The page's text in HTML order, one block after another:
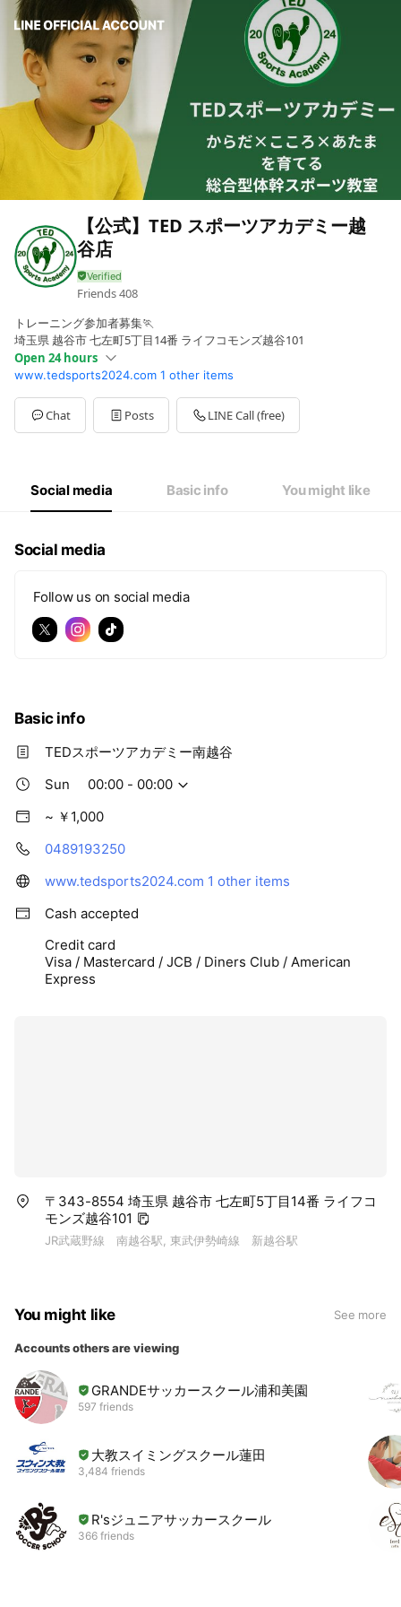
【公式】TED スポーツアカデミー越
谷店
Friends408
トレーニング参加者募集🏃
埼玉県 越谷市 七左町5丁目14番 ライフコモンズ越谷101
Open 24 hours
Sun00:00 - 00:00
Mon15:00 - 22:15
Tue15:00 - 22:15
Wed15:00 - 22:15
10:00 - 15:15
www.tedsports2024.com 1 other items
Chat Posts LINE Call (free)
Social media Basic info You might like
Social media
Follow us on social media
Basic info
TEDスポーツアカデミー南越谷
Sun
00:00 - 00:00
~ ￥1,000
0489193250
www.tedsports2024.com 1 other items
Cash accepted
Credit card
Visa / Mastercard / JCB / Diners Club / American
Express
〒343-8554 埼玉県 越谷市 七左町5丁目14番 ライフコ
モンズ越谷101
JR武蔵野線 南越谷駅, 東武伊勢崎線 新越谷駅
You might like See more
Accounts others are viewing
GRANDEサッカースクール浦和美園
597 friends
大教スイミングスクール蓮田
3,484 friends
R'sジュニアサッカースクール
366 friends